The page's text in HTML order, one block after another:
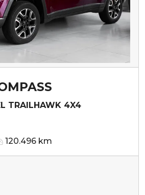
TRAILHAWK 4X4
120.496 km